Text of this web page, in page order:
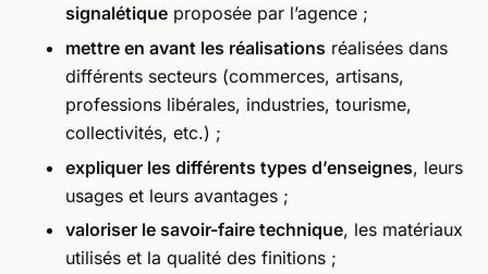
signalétique proposée par l’agence ;
mettre en avant les réalisations réalisées dans
différents secteurs (commerces, artisans,
professions libérales, industries, tourisme,
collectivités, etc.) ;
expliquer les différents types d’enseignes, leurs
usages et leurs avantages ;
valoriser le savoir-faire technique, les matériaux
utilisés et la qualité des finitions ;